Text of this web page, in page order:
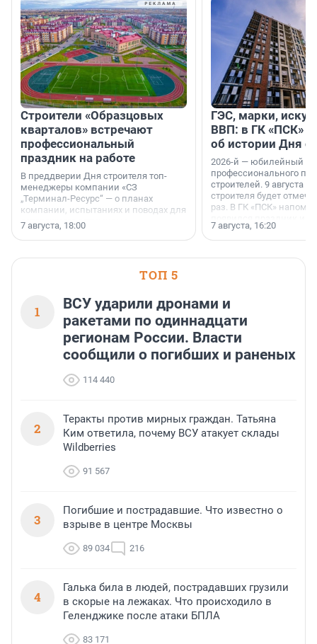
Строители «Образцовых
кварталов» встречают
профессиональный
праздник на работе
В преддверии Дня строителя топ-
менеджеры компании «СЗ
„Терминал-Ресурс“ — о планах
компании, испытаниях и поводах для
осторожного оптимизма.
7 августа, 18:00
ГЭС, марки,
ВВП: в ГК «ПСК»
об истории Дня
2026-й — юбилейный
профессионального
строителей. 9 августа
строителя будет
раз. В ГК «ПСК»
поменялась роль
7 августа, 16:20
ТОП 5
1
ВСУ ударили дронами и
ракетами по одиннадцати
регионам России. Власти
сообщили о погибших и раненых
114 440
2
Теракты против мирных граждан. Татьяна
Ким ответила, почему ВСУ атакует склады
Wildberries
91 567
3
Погибшие и пострадавшие. Что известно о
взрыве в центре Москвы
89 034 216
4
Галька била в людей, пострадавших грузили
в скорые на лежаках. Что происходило в
Геленджике после атаки БПЛА
83 171